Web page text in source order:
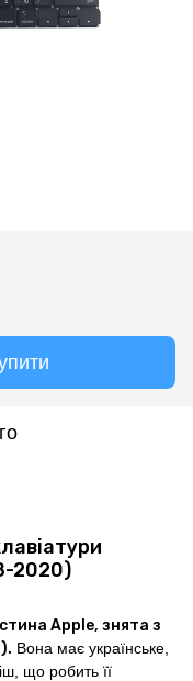
2020)
Apple, знята з
Вона має українське,
що робить її